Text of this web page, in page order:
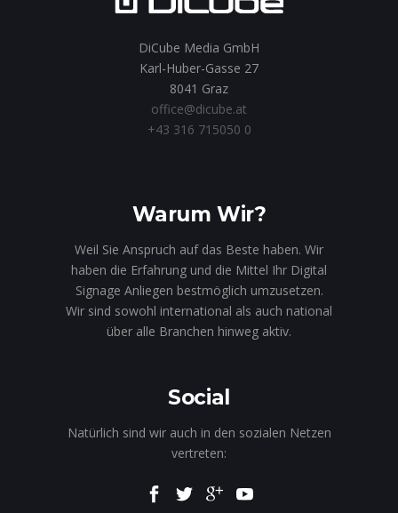
DiCube Media GmbH
Karl-Huber-Gasse 27
8041 Graz
office@dicube.at
+43 316 715050 0
Warum Wir?
Weil Sie Anspruch auf das Beste haben. Wir
haben die Erfahrung und die Mittel Ihr Digital
Signage Anliegen bestmöglich umzusetzen.
Wir sind sowohl international als auch national
über alle Branchen hinweg aktiv.
Social
Natürlich sind wir auch in den sozialen Netzen
vertreten: